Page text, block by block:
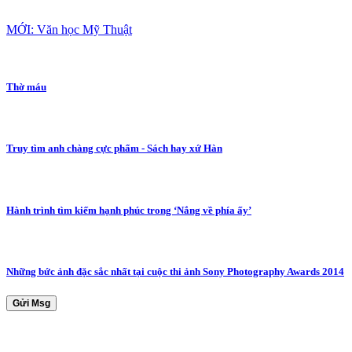
MỚI: Văn học Mỹ Thuật
Thờ máu
Truy tìm anh chàng cực phẩm - Sách hay xứ Hàn
Hành trình tìm kiếm hạnh phúc trong ‘Nắng về phía ấy’
Những bức ảnh đặc sắc nhất tại cuộc thi ảnh Sony Photography Awards 2014
Gửi Msg